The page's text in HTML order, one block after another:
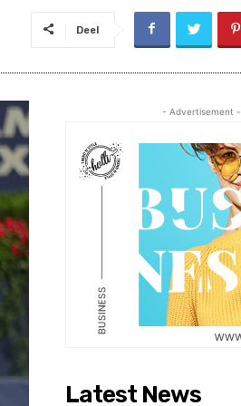
Deel
- Advertisement -
Latest News